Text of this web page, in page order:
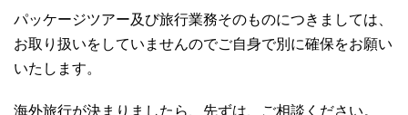
パッケージツアー及び旅行業務そのものにつきましては、
お取り扱いをしていませんのでご自身で別に確保をお願い
いたします。
海外旅行が決まりましたら、先ずは、ご相談ください。